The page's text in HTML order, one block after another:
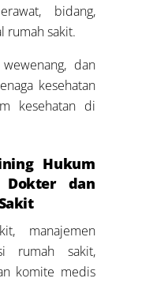
bidang,
rumah sakit.
dan
kesehatan
kesehatan di
Hukum
Dokter dan
manajemen
rumah sakit,
komite medis